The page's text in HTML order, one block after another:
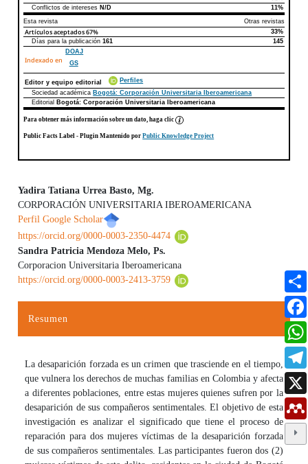
Conflictos de intereses N/D
11%
Esta revista
Otras revistas
Artículos aceptados67%
33%
Días para la publicación161 145
Indexado en
DOAJ
GS
Editor y equipo editorial
Perfiles
Sociedad académica Bogotá: Corporación Universitaria Iberoamericana
Editorial
Bogotá: Corporación Universitaria Iberoamericana
Para obtener más información sobre un dato, haga clic
Public Facts Label - Plugin Mantenido porPublic Knowledge Project
Contenido principal del artículo
Yadira Tatiana Urrea Basto, Mg.
CORPORACIÓN UNIVERSITARIA IBEROAMERICANA
Perfil Google Scholar
https://orcid.org/0000-0003-2350-4474
Sandra Patricia Mendoza Melo, Ps.
Corporacion Universitaria Iberoamericana
https://orcid.org/0000-0003-2413-3759
Resumen
La desaparición forzada es un crimen que trasciende en el tiempo,
que vulnera los derechos de muchas familias en Colombia y afecta
a diferentes poblaciones, entre estas mujeres quienes sufren por la
desaparición de sus compañeros sentimentales. El objetivo de esta
investigación es analizar el significado que tiene el proceso de
reparación para dos mujeres víctimas de la desaparición forzada
de sus compañeros sentimentales. Las participantes fueron dos (2)